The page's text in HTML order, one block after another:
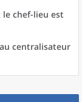
chef-lieu est
centralisateur